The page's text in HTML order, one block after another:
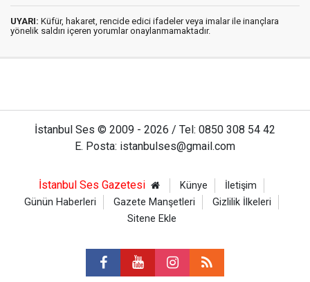
UYARI: Küfür, hakaret, rencide edici ifadeler veya imalar ile inançlara
yönelik saldırı içeren yorumlar onaylanmamaktadır.
İstanbul Ses © 2009 - 2026 / Tel: 0850 308 54 42
E. Posta: istanbulses@gmail.com
İstanbul Ses Gazetesi Künye
İletişim
Günün Haberleri
Gazete Manşetleri
Gizlilik İlkeleri
Sitene Ekle